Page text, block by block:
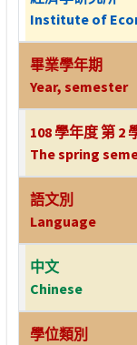
Institute of
畢業學年期
Year, semester
108 學年度 第 2
The spring
語文別
Language
中文
Chinese
學位類別